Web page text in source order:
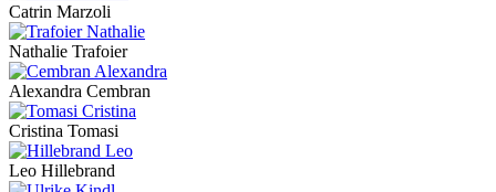
Catrin Marzoli
Nathalie Trafoier
Alexandra Cembran
Cristina Tomasi
Leo Hillebrand